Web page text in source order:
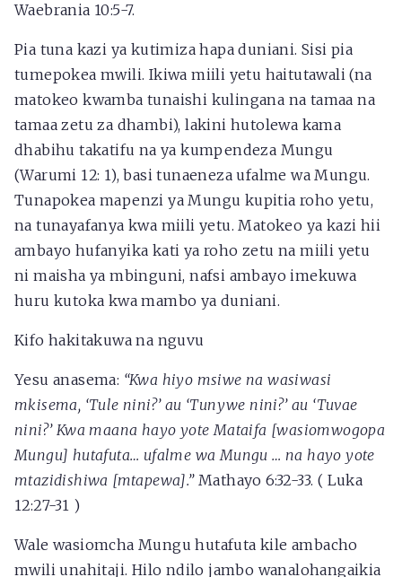
Waebrania 10:5-7.
Pia tuna kazi ya kutimiza hapa duniani. Sisi pia
tumepokea mwili. Ikiwa miili yetu haitutawali (na
matokeo kwamba tunaishi kulingana na tamaa na
tamaa zetu za dhambi), lakini hutolewa kama
dhabihu takatifu na ya kumpendeza Mungu
(Warumi 12: 1), basi tunaeneza ufalme wa Mungu.
Tunapokea mapenzi ya Mungu kupitia roho yetu,
na tunayafanya kwa miili yetu. Matokeo ya kazi hii
ambayo hufanyika kati ya roho zetu na miili yetu
ni maisha ya mbinguni, nafsi ambayo imekuwa
huru kutoka kwa mambo ya duniani.
Kifo hakitakuwa na nguvu
Yesu anasema: “Kwa hiyo msiwe na wasiwasi
mkisema, ‘Tule nini?’ au ‘Tunywe nini?’ au ‘Tuvae
nini?’ Kwa maana hayo yote Mataifa [wasiomwogopa
Mungu] hutafuta… ufalme wa Mungu … na hayo yote
mtazidishiwa [mtapewa].”Mathayo 6:32-33. ( Luka
12:27-31 )
Wale wasiomcha Mungu hutafuta kile ambacho
mwili unahitaji. Hilo ndilo jambo wanalohangaikia